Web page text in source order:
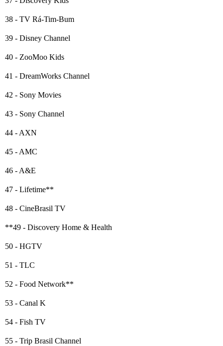
38 - TV Rá-Tim-Bum
39 - Disney Channel
40 - ZooMoo Kids
41 - DreamWorks Channel
42 - Sony Movies
43 - Sony Channel
44 - AXN
45 - AMC
46 - A&E
47 - Lifetime**
48 - CineBrasil TV
**49 - Discovery Home & Health
50 - HGTV
51 - TLC
52 - Food Network**
53 - Canal K
54 - Fish TV
55 - Trip Brasil Channel